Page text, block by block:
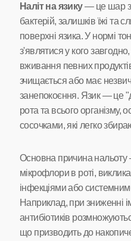
Наліт на язику— це шар з
бактерій, залишків їжі та
поверхні язика. У нормі
з'являтися у кого
вживання певних
зчищається або має
занепокоєння. Язик — це
рота та всього організму,
сосочками, які легко
Основна причина
мікрофлори в роті,
інфекціями або
Наприклад, при зниженні
антибіотиків
що призводить до